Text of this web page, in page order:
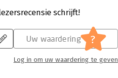
schrijft!
Uw waardering ?
Log in om uw waardering te geven